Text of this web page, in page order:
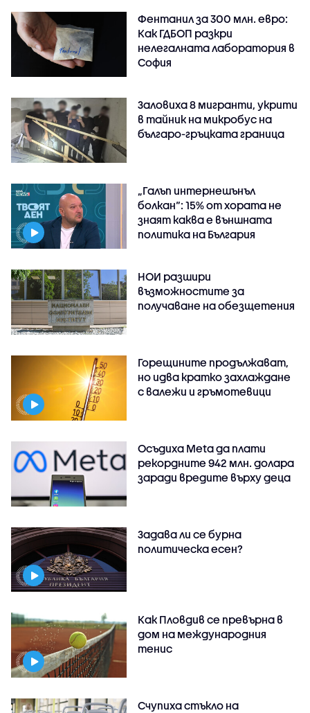
Фентанил за 300 млн. евро:
Как ГДБОП разкри
нелегалната лаборатория в
София
Заловиха 8 мигранти, укрити
в тайник на микробус на
българо-гръцката граница
„Галъп интернешънъл
болкан“: 15% от хората не
знаят каква е външната
политика на България
НОИ разшири
възможностите за
получаване на обезщетения
Горещините продължават,
но идва кратко захлаждане
с валежи и гръмотевици
Осъдиха Meta да плати
рекордните 942 млн. долара
заради вредите върху деца
Задава ли се бурна
политическа есен?
Как Пловдив се превърна в
дом на международния
тенис
Счупиха стъкло на